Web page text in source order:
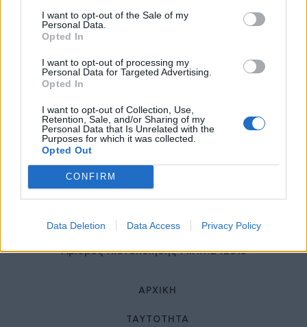
I want to opt-out of the Sale of my
Personal Data.
Opted In
I want to opt-out of processing my
Personal Data for Targeted Advertising.
Opted In
I want to opt-out of Collection, Use,
Retention, Sale, and/or Sharing of my
Personal Data that Is Unrelated with the
Purposes for which it was collected.
Opted Out
CONFIRM
Data Deletion Data Access Privacy Policy
27 Φεβρουαρίου 2026
© HealthStories - All rights reserved.
Αριθμός Πιστοποίησης Μ.Η.Τ.242013
ΑΡΧΙΚΉ
ΤΑΥΤΌΤΗΤΑ